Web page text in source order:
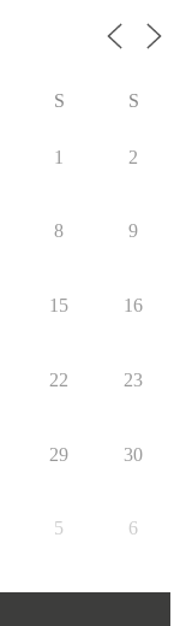
S S
1 2
8 9
15 16
22 23
29 30
5 6